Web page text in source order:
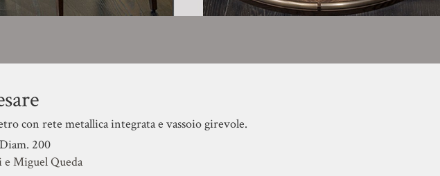
con rete metallica integrata e vassoio girevole.
200
Miguel Queda